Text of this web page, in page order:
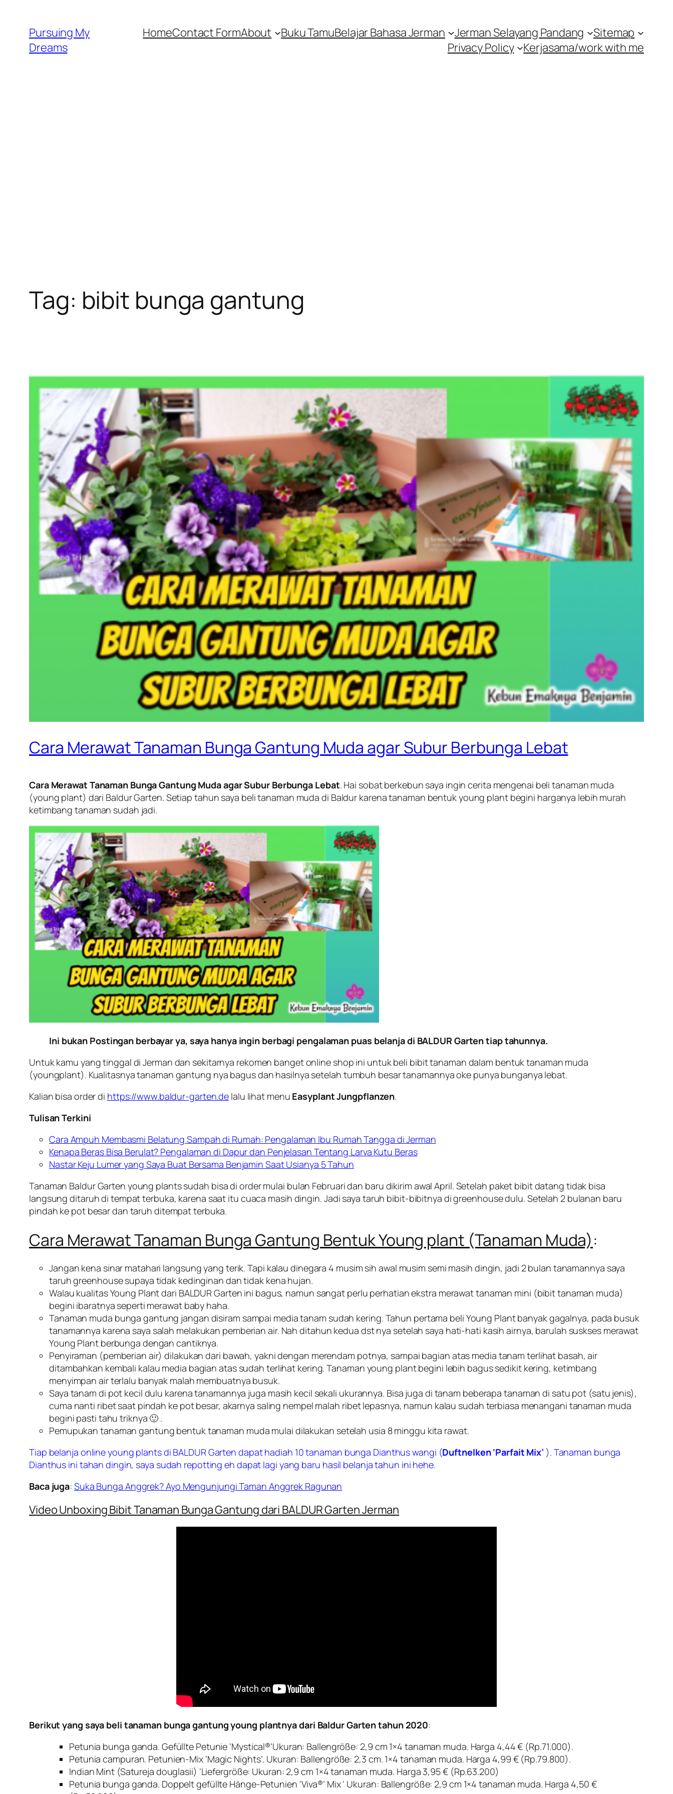
content
Pursuing My
Dreams
HomeContact FormAbout Buku TamuBelajar Bahasa Jerman Jerman Selayang Pandang
Sitemap
Privacy Policy
Kerjasama/work with me
Tag: bibit bunga gantung
Cara Merawat Tanaman Bunga Gantung Muda agar Subur Berbunga Lebat
Cara Merawat Tanaman Bunga Gantung Muda agar Subur Berbunga Lebat. Hai sobat berkebun saya ingin cerita mengenai beli tanaman muda
(young plant) dari Baldur Garten. Setiap tahun saya beli tanaman muda di Baldur karena tanaman bentukyoung plantbegini harganya lebih murah
ketimbang tanaman sudah jadi.
Ini bukan Postingan berbayar ya, saya hanya ingin berbagi pengalaman puas belanja di BALDUR Garten tiap tahunnya.
Untuk kamu yang tinggal di Jerman dan sekitarnya rekomen banget online shop ini untuk beli bibit tanaman dalam bentuk tanaman muda
(youngplant). Kualitasnya tanaman gantung nya bagus dan hasilnya setelah tumbuh besar tanamannya oke punya bunganya lebat.
Kalian bisa order di https://www.baldur-garten.de lalu lihat menu Easyplant Jungpflanzen.
Tulisan Terkini
Cara Ampuh Membasmi Belatung Sampah di Rumah: Pengalaman Ibu Rumah Tangga di Jerman
Kenapa Beras Bisa Berulat? Pengalaman di Dapur dan Penjelasan Tentang Larva Kutu Beras
Nastar Keju Lumer yang Saya Buat Bersama Benjamin Saat Usianya 5 Tahun
Tanaman Baldur Garten young plants sudah bisa di order mulai bulan Februari dan baru dikirim awal April. Setelah paket bibit datang tidak bisa
langsung ditaruh di tempat terbuka, karena saat itu cuaca masih dingin. Jadi saya taruh bibit-bibitnya di greenhouse dulu. Setelah 2 bulanan baru
pindah ke pot besar dan taruh ditempat terbuka.
Cara Merawat Tanaman Bunga Gantung Bentuk Young plant (Tanaman Muda):
Jangan kena sinar matahari langsung yang terik. Tapi kalau dinegara 4 musim sih awal musim semi masih dingin, jadi 2 bulan tanamannya saya
taruh greenhouse supaya tidak kedinginan dan tidak kena hujan.
Walau kualitas Young Plant dari BALDUR Garten ini bagus, namun sangat perlu perhatian ekstra merawat tanaman mini (bibit tanaman muda)
begini ibaratnya seperti merawat baby haha.
Tanaman muda bunga gantung jangan disiram sampai media tanam sudah kering. Tahun pertama beli Young Plant banyak gagalnya, pada busuk
tanamannya karena saya salah melakukan pemberian air. Nah ditahun kedua dst nya setelah saya hati-hati kasih airnya, barulah suskses merawat
Young Plant berbunga dengan cantiknya.
Penyiraman (pemberian air) dilakukan dari bawah, yakni dengan merendam potnya, sampai bagian atas media tanam terlihat basah, air
ditambahkan kembali kalau media bagian atas sudah terlihat kering. Tanaman young plant begini lebih bagus sedikit kering, ketimbang
menyimpan air terlalu banyak malah membuatnya busuk.
Saya tanam di pot kecil dulu karena tanamannya juga masih kecil sekali ukurannya. Bisa juga di tanam beberapa tanaman di satu pot (satu jenis),
cuma nanti ribet saat pindah ke pot besar, akarnya saling nempel malah ribet lepasnya, namun kalau sudah terbiasa menangani tanaman muda
begini pasti tahu triknya 🙂 .
Pemupukan tanaman gantung bentuk tanaman muda mulai dilakukan setelah usia 8 minggu kita rawat.
Tiap belanja online young plants di BALDUR Garten dapat hadiah 10 tanaman bunga Dianthus wangi (Duftnelken ‘Parfait Mix’ ). Tanaman bunga
Dianthus ini tahan dingin, saya sudah repotting eh dapat lagi yang baru hasil belanja tahun ini hehe.
Baca juga: Suka Bunga Anggrek? Ayo Mengunjungi Taman Anggrek Ragunan
Video Unboxing Bibit Tanaman Bunga Gantung dari BALDUR Garten Jerman
Berikut yang saya beli tanaman bunga gantung young plantnya dari Baldur Garten tahun 2020:
Petunia bunga ganda. Gefüllte Petunie ‘Mystical®’Ukuran: Ballengröße: 2,9 cm 1×4 tanaman muda. Harga 4,44 € (Rp.71.000).
Petunia campuran. Petunien-Mix ‘Magic Nights’. Ukuran: Ballengröße: 2,3 cm. 1×4 tanaman muda. Harga 4,99 € (Rp.79.800).
Indian Mint (Satureja douglasii) ‘Liefergröße: Ukuran: 2,9 cm 1×4 tanaman muda. Harga 3,95 € (Rp.63.200)
Petunia bunga ganda. Doppelt gefüllte Hänge-Petunien ‘Viva®’ Mix ‘ Ukuran: Ballengröße: 2,9 cm 1×4 tanaman muda. Harga 4,50 €